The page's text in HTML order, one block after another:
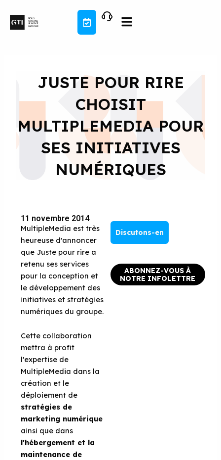
contenu
JUSTE POUR RIRE
CHOISIT
MULTIPLEMEDIA POUR
SES INITIATIVES
NUMÉRIQUES
11 novembre 2014
MultipleMedia est très
heureuse d'annoncer
que Juste pour rire a
retenu ses services
pour la conception et
le développement des
initiatives et stratégies
numériques du groupe.
Cette collaboration
mettra à profit
l'expertise de
MultipleMedia dans la
création et le
déploiement de
stratégies de
marketing numérique
ainsi que dans
l'hébergement et la
maintenance de
Discutons-en
ABONNEZ-VOUS À
NOTRE INFOLETTRE